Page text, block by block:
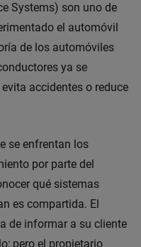
Systems) son uno de
el automóvil
de los automóviles
ya se
accidentes o reduce
se enfrentan los
por parte del
qué sistemas
es compartida. El
de informar a su cliente
pero el propietario